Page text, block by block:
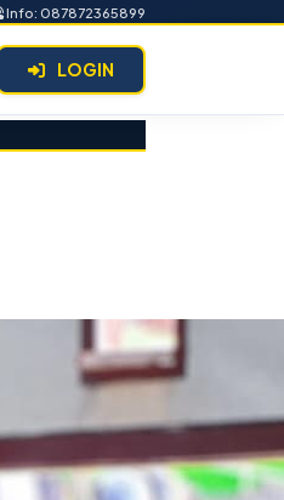
Info: 087872365899
LOGIN